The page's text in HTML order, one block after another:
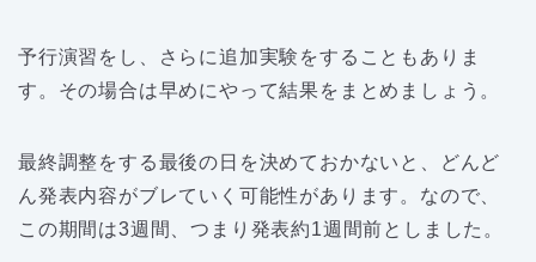
予行演習をし、さらに追加実験をすることもありま
す。その場合は早めにやって結果をまとめましょう。
最終調整をする最後の日を決めておかないと、どんど
ん発表内容がブレていく可能性があります。なので、
この期間は3週間、つまり発表約1週間前としました。